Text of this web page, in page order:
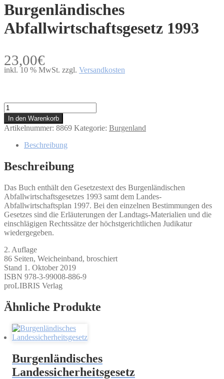
Burgenländisches
Abfallwirtschaftsgesetz 1993
23,00€
inkl. 10 % MwSt. zzgl. Versandkosten
Burgenländisches
Abfallwirtschaftsgesetz
1993
Menge
In den Warenkorb
Artikelnummer: 8869 Kategorie: Burgenland
Beschreibung
Beschreibung
Das Buch enthält den Gesetzestext des Burgenländischen
Abfallwirtschaftsgesetzes 1993 samt dem Landes-
Abfallwirtschaftsplan 1997. Bei den einzelnen Bestimmungen des
Gesetzes sind die Erläuterungen der Landtags-Materialien und die
einschlägigen Rechtssätze der höchstgerichtlichen Judikatur
wiedergegeben.
2. Auflage
86 Seiten, Weicheinband, broschiert
Stand 1. Oktober 2019
ISBN 978-3-99008-886-9
proLIBRIS Verlag
Ähnliche Produkte
Burgenländisches
Landessicherheitsgesetz